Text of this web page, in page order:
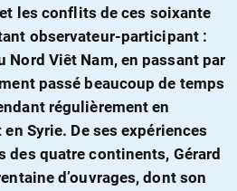
les conflits de ces soixante
observateur-participant :
Nord Viêt Nam, en passant par
passé beaucoup de temps
régulièrement en
Syrie. De ses expériences
des quatre continents, Gérard
d’ouvrages, dont son